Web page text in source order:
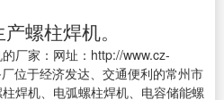
螺柱焊机。
厂家：网址：http://www.cz-
位于经济发达、交通便利的常州市
焊机、电弧螺柱焊机、电容储能螺